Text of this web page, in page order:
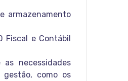
armazenamento
Fiscal e Contábil
necessidades
como os